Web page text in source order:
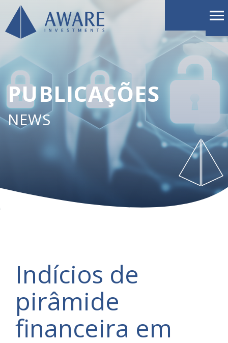
PUBLICAÇÕES
NEWS
Indícios de
pirâmide
financeira em